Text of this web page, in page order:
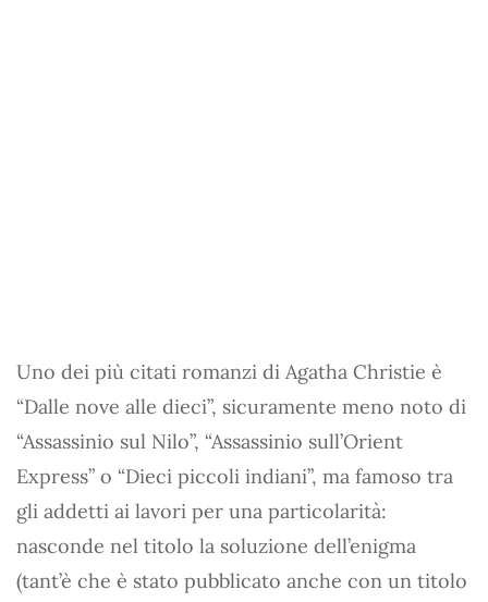
Uno dei più citati romanzi di Agatha Christie è
“Dalle nove alle dieci”, sicuramente meno noto di
“Assassinio sul Nilo”, “Assassinio sull’Orient
Express” o “Dieci piccoli indiani”, ma famoso tra
gli addetti ai lavori per una particolarità:
nasconde nel titolo la soluzione dell’enigma
(tant’è che è stato pubblicato anche con un titolo